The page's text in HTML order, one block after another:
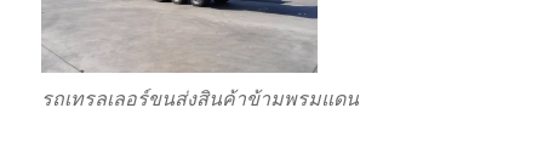
รถเทรลเลอร์ขนส่งสินค้าข้ามพรมแดน